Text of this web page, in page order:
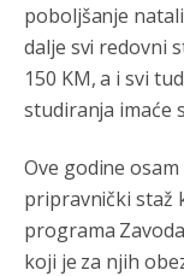
poboljšanje
dalje svi redovni
150 KM, a i svi
studiranja imaće
Ove godine
pripravnički staž
programa
koji je za njih